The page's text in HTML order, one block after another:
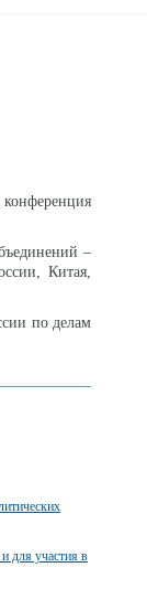
–
Китая,
по делам
для участия в